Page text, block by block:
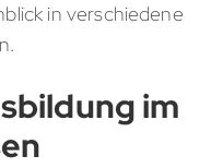
in verschiedene
im